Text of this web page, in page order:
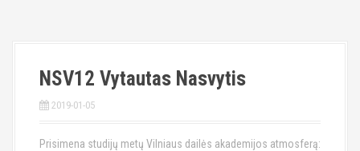
NSV12 Vytautas Nasvytis
2019-01-05
Prisimena studijų metų Vilniaus dailės akademijos atmosferą: